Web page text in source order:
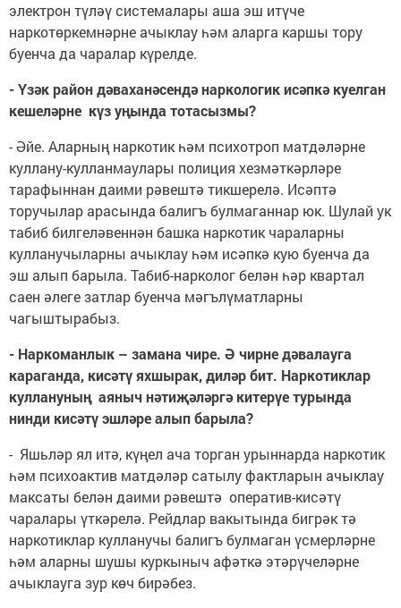
электрон түләү системалары аша эш итүче
наркотөркемнәрне ачыклау һәм аларга каршы тору
буенча да чаралар күрелде.
- Үзәк район дәваханәсендә наркологик исәпкә куелган
кешеләрне күз уңында тотасызмы?
- Әйе. Аларның наркотик һәм психотроп матдәләрне
куллану-кулланмаулары полиция хезмәткәрләре
тарафыннан даими рәвештә тикшерелә. Исәптә
торучылар арасында балигъ булмаганнар юк. Шулай ук
табиб билгеләвеннән башка наркотик чараларны
кулланучыларны ачыклау һәм исәпкә кую буенча да
эш алып барыла. Табиб-нарколог белән һәр квартал
саен әлеге затлар буенча мәгълүматларны
чагыштырабыз.
- Наркоманлык – замана чире. Ә чирне дәвалауга
караганда, кисәтү яхшырак, диләр бит. Наркотиклар
куллануның аяныч нәтиҗәләргә китерүе турында
нинди кисәтү эшләре алып барыла?
- Яшьләр ял итә, күңел ача торган урыннарда наркотик
һәм психоактив матдәләр сатылу фактларын ачыклау
максаты белән даими рәвештә оператив-кисәтү
чаралары үткәрелә. Рейдлар вакытында бигрәк тә
наркотиклар кулланучы балигъ булмаган үсмерләрне
һәм аларны шушы куркыныч афәткә этәрүчеләрне
ачыклауга зур көч бирәбез.